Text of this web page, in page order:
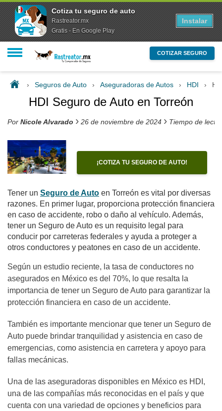
COTIZAR SEGURO
› Seguros de Auto › Aseguradoras de Autos › HDI ›
HDI Seguro de Auto en Torreón
Por Nicole Alvarado › 26 de noviembre de 2024 › Tiempo de
¡COTIZA TU SEGURO DE AUTO!
Tener un Seguro de Auto en Torreón es vital por diversas
razones. En primer lugar, proporciona protección financiera
en caso de accidente, robo o daño al vehículo. Además,
tener un Seguro de Auto es un requisito legal para
conducir por carreteras federales y ayuda a proteger a
otros conductores y peatones en caso de un accidente.
Según un estudio reciente, la tasa de conductores no
asegurados en México es del 70%, lo que resalta la
importancia de tener un Seguro de Auto para garantizar la
protección financiera en caso de un accidente.
También es importante mencionar que tener un Seguro de
Auto puede brindar tranquilidad y asistencia en caso de
emergencias, como asistencia en carretera y apoyo para
fallas mecánicas.
Una de las aseguradoras disponibles en México es HDI,
una de las compañías más reconocidas en el país y que
cuenta con una variedad de opciones y beneficios para
Cotiza tu seguro de auto
Rastreator.mx
Gratis - En Google Play
Instalar